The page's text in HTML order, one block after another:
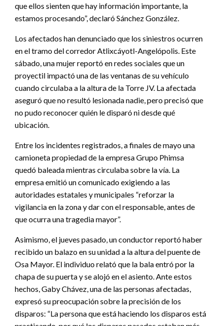
que ellos sienten que hay información importante, la
estamos procesando”, declaró Sánchez González.
Los afectados han denunciado que los siniestros ocurren
en el tramo del corredor Atlixcáyotl-Angelópolis. Este
sábado, una mujer reportó en redes sociales que un
proyectil impactó una de las ventanas de su vehículo
cuando circulaba a la altura de la Torre JV. La afectada
aseguró que no resultó lesionada nadie, pero precisó que
no pudo reconocer quién le disparó ni desde qué
ubicación.
Entre los incidentes registrados, a finales de mayo una
camioneta propiedad de la empresa Grupo Phimsa
quedó baleada mientras circulaba sobre la vía. La
empresa emitió un comunicado exigiendo a las
autoridades estatales y municipales “reforzar la
vigilancia en la zona y dar con el responsable, antes de
que ocurra una tragedia mayor”.
Asimismo, el jueves pasado, un conductor reportó haber
recibido un balazo en su unidad a la altura del puente de
Osa Mayor. El individuo relató que la bala entró por la
chapa de su puerta y se alojó en el asiento. Ante estos
hechos, Gaby Chávez, una de las personas afectadas,
expresó su preocupación sobre la precisión de los
disparos: “La persona que está haciendo los disparos está